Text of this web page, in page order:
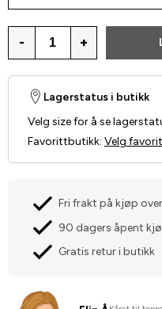
- +
Lagerstatus i butikk
Velg size for å se
Favorittbutikk: Velg
Fri frakt på kjøp
90 dagers åpent
Gratis retur i butikk